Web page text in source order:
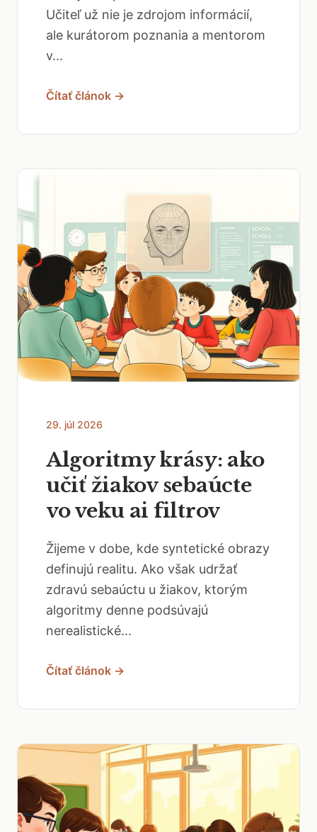
Učiteľ už nie je zdrojom informácií,
ale kurátorom poznania a mentorom
v...
Čítať článok →
29. júl 2026
Algoritmy krásy: ako
učiť žiakov sebaúcte
vo veku ai filtrov
Žijeme v dobe, kde syntetické obrazy
definujú realitu. Ako však udržať
zdravú sebaúctu u žiakov, ktorým
algoritmy denne podsúvajú
nerealistické...
Čítať článok →